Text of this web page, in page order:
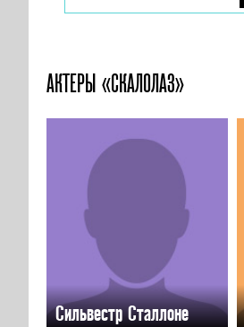
АКТЕРЫ «СКАЛОЛАЗ»
Сильвестр Сталлоне